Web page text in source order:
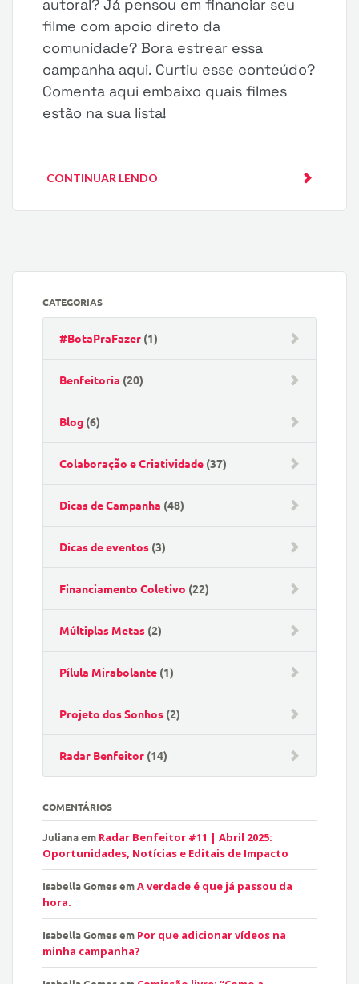
autoral? Já pensou em financiar seu
filme com apoio direto da
comunidade? Bora estrear essa
campanha aqui. Curtiu esse conteúdo?
Comenta aqui embaixo quais filmes
estão na sua lista!
CONTINUAR LENDO
CATEGORIAS
#BotaPraFazer (1)
Benfeitoria (20)
Blog (6)
Colaboração e Criatividade (37)
Dicas de Campanha (48)
Dicas de eventos (3)
Financiamento Coletivo (22)
Múltiplas Metas (2)
Pílula Mirabolante (1)
Projeto dos Sonhos (2)
Radar Benfeitor (14)
COMENTÁRIOS
Julianaem Radar Benfeitor #11 | Abril 2025:
Oportunidades, Notícias e Editais de Impacto
Isabella GomesemA verdade é que já passou da
hora.
Isabella Gomesem Por que adicionar vídeos na
minha campanha?